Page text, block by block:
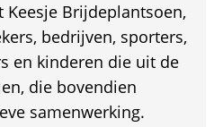
Brijdeplantsoen,
bedrijven, sporters,
en kinderen die uit de
die bovendien
samenwerking.